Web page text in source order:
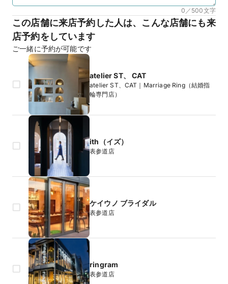
0／500文字
この店舗に来店予約した人は、こんな店舗にも来
店予約をしています
ご一緒に予約が可能です
atelier ST、 CAT
atelier ST、CAT｜Marriage Ring（結婚指
輪専門店）
ith（イズ）
表参道店
ケイウノ ブライダル
表参道店
ringram
表参道店